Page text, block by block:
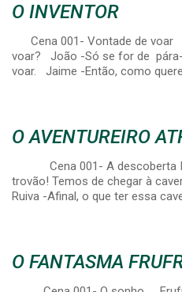
O INVENTOR
Cena 001- Vontade de voar
voar? João -Só se for de
voar. Jaime -Então, como
O AVENTUREIRO
Cena 001- A descoberta
trovão! Temos de chegar à
Ruiva -Afinal, o que ter essa
O FANTASMA